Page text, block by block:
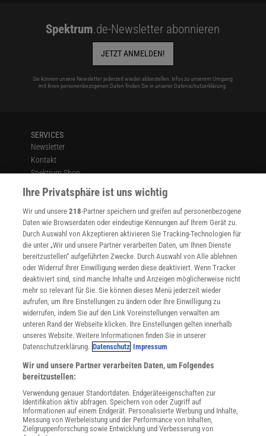
Spektrum.de-Newsletter abonnieren
JETZT ANMELDEN!
Sie können unsere Newsletter jederzeit wieder abbestellen. Infos zu unserem Umgang
mit Ihren personenbezogenen Daten finden Sie in unserer Datenschutzerklärung
SERVICES
Newsletter
Kontakt
Spektrum Shop
Im Handel kaufen
Presse
Verträge kündigen
INFO
Mediadaten
Datenschutz
Nutzungsbedingungen
Cookie-Einstellungen
Utiq verwalten
Nutzungsbasierte Onlinewerbung
Alle Artikel
Impressum
Angebote für Schulen
Angebote für Institutionen
Sprachen lernen mit Gymglish
Lexika
Für Spektrum schreiben
Ihre Privatsphäre ist uns wichtig
Wir und unsere218-Partner speichern und greifen auf personenbezogene
Daten wie Browserdaten oder eindeutige Kennungen auf Ihrem Gerät zu.
Durch Auswahl von Akzeptieren aktivieren Sie Tracking-Technologien für
die unter „Wir und unsere Partner verarbeiten Daten, um Ihnen Dienste
bereitzustellen“ aufgeführten Zwecke. Durch Auswahl von Alle ablehnen
oder Widerruf Ihrer Einwilligung werden diese deaktiviert. Wenn Tracker
deaktiviert sind, sind manche Inhalte und Anzeigen möglicherweise nicht
mehr so relevant für Sie. Sie können dieses Menü jederzeit wieder
aufrufen, um Ihre Einstellungen zu ändern oder Ihre Einwilligung zu
widerrufen, indem Sie auf den Link Voreinstellungen verwalten am
unteren Rand der Webseite klicken. Ihre Einstellungen gelten innerhalb
unseres Website. Weitere Informationen finden Sie in unserer
Datenschutzerklärung. Datenschutz Impressum
Wir und unsere Partner verarbeiten Daten, um Folgendes
bereitzustellen:
Verwendung genauer Standortdaten. Endgeräteeigenschaften zur
Identifikation aktiv abfragen. Speichern von oder Zugriff auf
Informationen auf einem Endgerät. Personalisierte Werbung und Inhalte,
Messung von Werbeleistung und der Performance von Inhalten,
Zielgruppenforschung sowie Entwicklung und Verbesserung von